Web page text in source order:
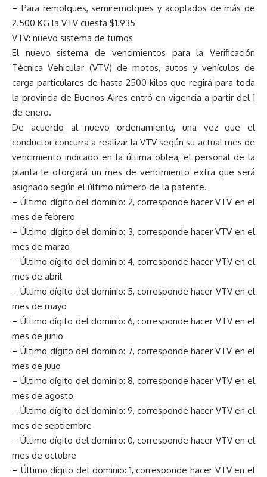
– Para remolques, semiremolques y acoplados de más de
2.500 KG la VTV cuesta $1.935
VTV: nuevo sistema de turnos
El nuevo sistema de vencimientos para la Verificación
Técnica Vehicular (VTV) de motos, autos y vehículos de
carga particulares de hasta 2500 kilos que regirá para toda
la provincia de Buenos Aires entró en vigencia a partir del 1
de enero.
De acuerdo al nuevo ordenamiento, una vez que el
conductor concurra a realizar la VTV según su actual mes de
vencimiento indicado en la última oblea, el personal de la
planta le otorgará un mes de vencimiento extra que será
asignado según el último número de la patente.
– Último dígito del dominio: 2, corresponde hacer VTV en el
mes de febrero
– Último dígito del dominio: 3, corresponde hacer VTV en el
mes de marzo
– Último dígito del dominio: 4, corresponde hacer VTV en el
mes de abril
– Último dígito del dominio: 5, corresponde hacer VTV en el
mes de mayo
– Último dígito del dominio: 6, corresponde hacer VTV en el
mes de junio
– Último dígito del dominio: 7, corresponde hacer VTV en el
mes de julio
– Último dígito del dominio: 8, corresponde hacer VTV en el
mes de agosto
– Último dígito del dominio: 9, corresponde hacer VTV en el
mes de septiembre
– Último dígito del dominio: 0, corresponde hacer VTV en el
mes de octubre
– Último dígito del dominio: 1, corresponde hacer VTV en el